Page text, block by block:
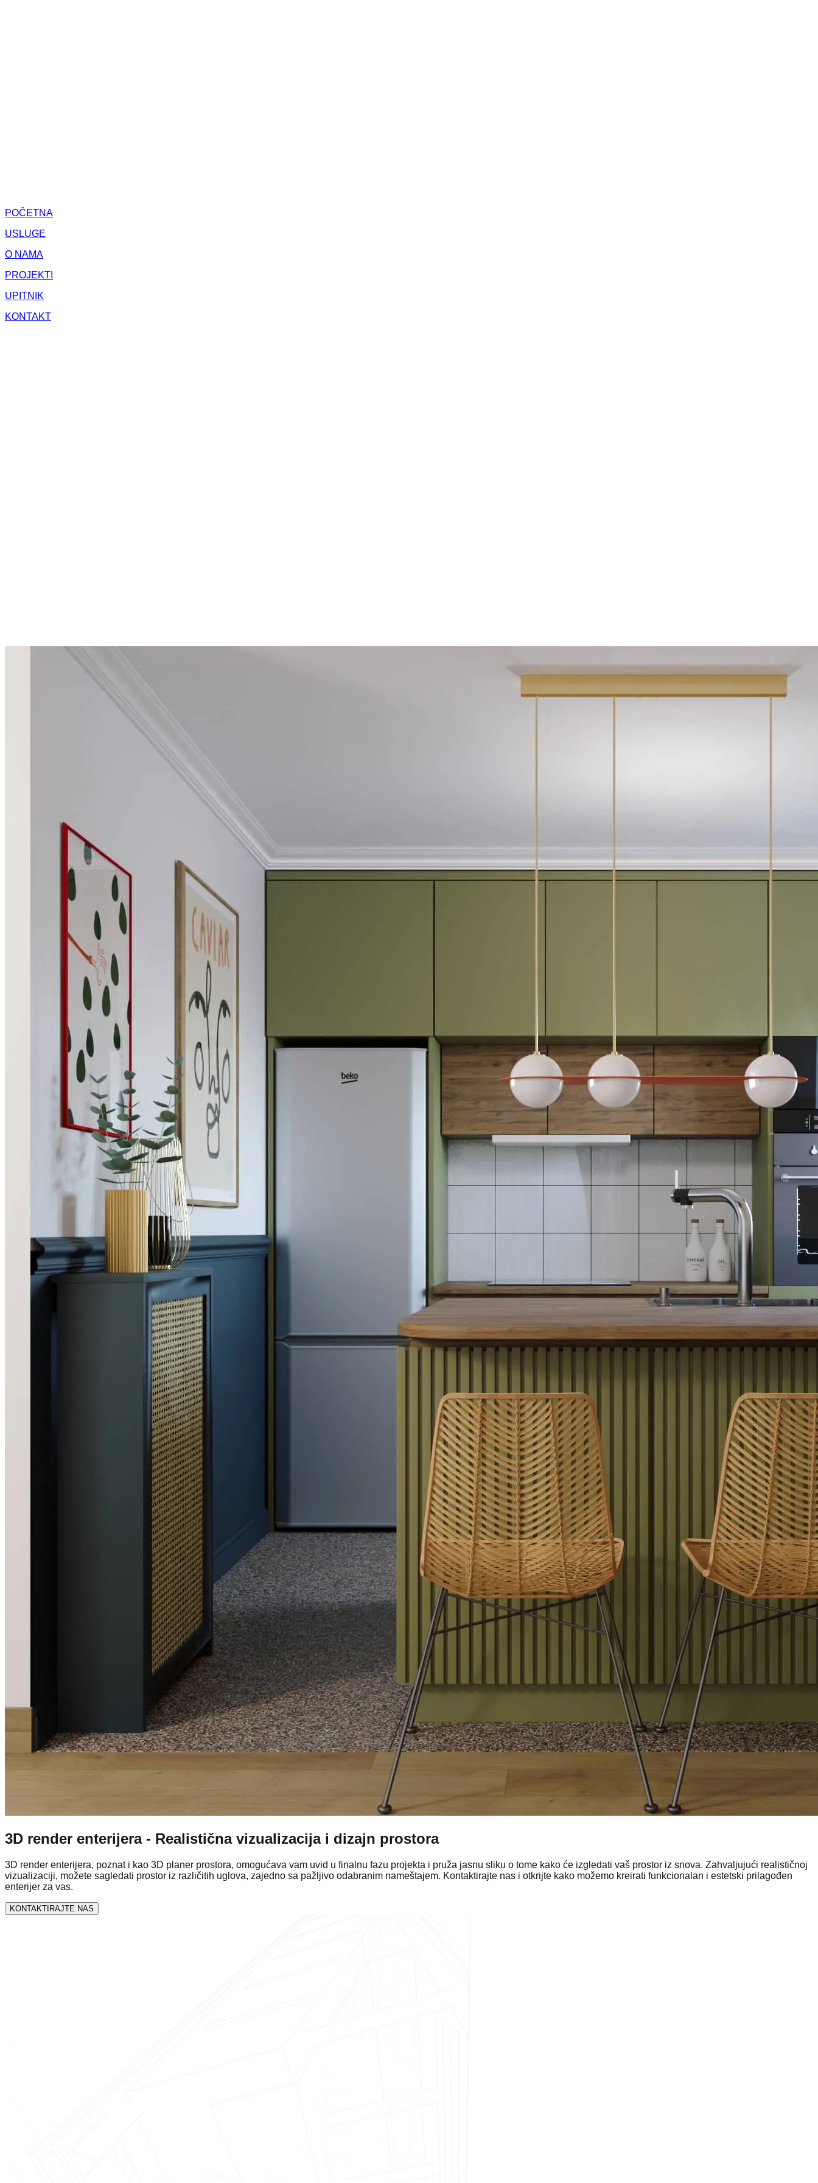
POČETNA
USLUGE
O NAMA
PROJEKTI
UPITNIK
KONTAKT
3D render enterijera - Realistična vizualizacija i dizajn prostora
3D render enterijera, poznat i kao 3D planer prostora, omogućava vam uvid u finalnu fazu projekta i pruža jasnu sliku o tome kako će izgledati vaš prostor iz snova. Zahvaljujući realističnoj
vizualizaciji, možete sagledati prostor iz različitih uglova, zajedno sa pažljivo odabranim nameštajem. Kontaktirajte nas i otkrijte kako možemo kreirati funkcionalan i estetski prilagođen
enterijer za vas.
KONTAKTIRAJTE NAS